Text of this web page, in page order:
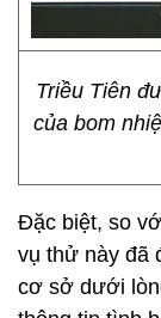
Triều Tiên
của bom
Đặc biệt, so
vụ thử này đã
cơ sở dưới